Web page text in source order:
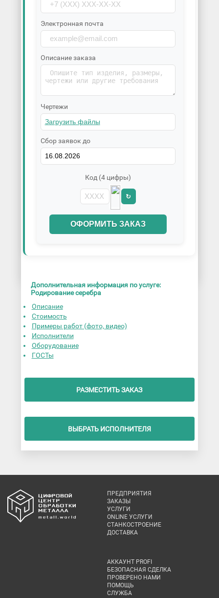
Электронная почта
Описание заказа
Чертежи
Сбор заявок до
Код (4 цифры)
↻
ОФОРМИТЬ ЗАКАЗ
Дополнительная информация по услуге:
Родирование серебра
Описание
Стоимость
Примеры работ (фото, видео)
Исполнители
Оборудование
ГОСТы
РАЗМЕСТИТЬ ЗАКАЗ
ВЫБРАТЬ ИСПОЛНИТЕЛЯ
ПРЕДПРИЯТИЯ
ЗАКАЗЫ
УСЛУГИ
ONLINE УСЛУГИ
СТАНКОСТРОЕНИЕ
ДОСТАВКА
АККАУНТ PROFI
БЕЗОПАСНАЯ СДЕЛКА
ПРОВЕРЕНО НАМИ
ПОМОЩЬ
СЛУЖБА